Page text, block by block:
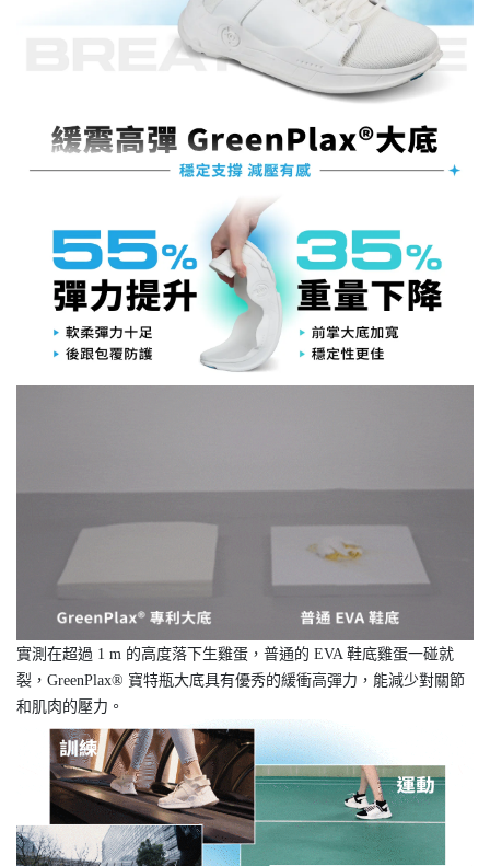
實測在超過 1 m 的高度落下生雞蛋，普通的 EVA 鞋底雞蛋一碰就
裂，GreenPlax® 寶特瓶大底具有優秀的緩衝高彈力，能減少對關節
和肌肉的壓力。